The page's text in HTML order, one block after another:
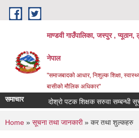
Skip to main content
माण्डवी गाउँपालिका, जस्पुर , प्यूठान,
नेपाल
"समाजबादको आधार, निशुल्क शिक्षा,
बासीको मौलिक अधिकार"
समाचार दोश्रो पटक शिक्षक सरुवा सम्बन्धी सूचना
You are here
Home » सूचना तथा जानकारी» कर तथा शुल्कहरु